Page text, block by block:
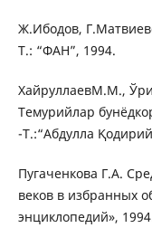
Ж.Ибодов,
Т.: “ФАН”, 1994.
ХайруллаевМ.М.,
Темурийлар
-Т.:“Абдулла
Пугаченкова Г.А.
веков в избранных
энциклопедий»,